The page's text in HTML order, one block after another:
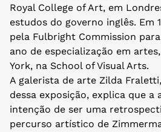
Royal College of Art, em
estudos do governo inglês. Em
pela Fulbright Commission
ano de especialização em
York, na School of Visual Arts.
A galerista de arte Zilda
dessa exposição, explica que a
intenção de ser uma
percurso artístico de